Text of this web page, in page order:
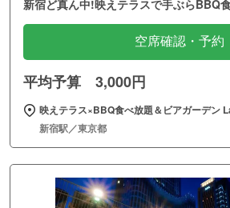
新宿ど真ん中!映えテラスで手ぶらBBQ
空席確認・予約
平均予算 3,000円
映えテラス×BBQ食べ放題＆ビアガーデン
新宿駅／東京都